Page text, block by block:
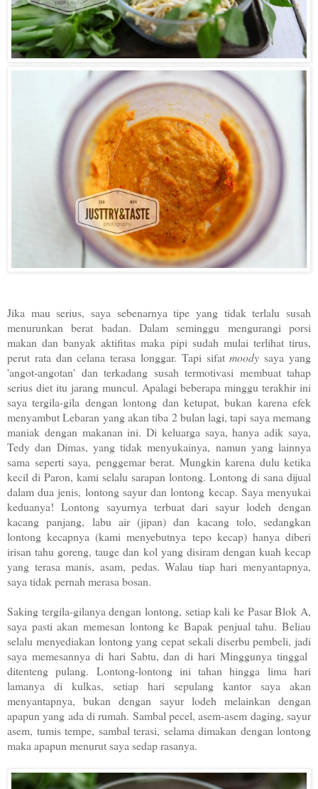
Jika mau serius, saya sebenarnya tipe yang tidak terlalu susah
menurunkan berat badan. Dalam seminggu mengurangi porsi
makan dan banyak aktifitas maka pipi sudah mulai terlihat tirus,
perut rata dan celana terasa longgar. Tapi sifatmoody saya yang
'angot-angotan' dan terkadang susah termotivasi membuat tahap
serius diet itu jarang muncul. Apalagi beberapa minggu terakhir ini
saya tergila-gila dengan lontong dan ketupat, bukan karena efek
menyambut Lebaran yang akan tiba 2 bulan lagi, tapi saya memang
maniak dengan makanan ini. Di keluarga saya, hanya adik saya,
Tedy dan Dimas, yang tidak menyukainya, namun yang lainnya
sama seperti saya, penggemar berat. Mungkin karena dulu ketika
kecil di Paron, kami selalu sarapan lontong. Lontong di sana dijual
dalam dua jenis, lontong sayur dan lontong kecap. Saya menyukai
keduanya! Lontong sayurnya terbuat dari sayur lodeh dengan
kacang panjang, labu air (jipan) dan kacang tolo, sedangkan
lontong kecapnya (kami menyebutnya tepo kecap) hanya diberi
irisan tahu goreng, tauge dan kol yang disiram dengan kuah kecap
yang terasa manis, asam, pedas. Walau tiap hari menyantapnya,
saya tidak pernah merasa bosan.
Saking tergila-gilanya dengan lontong, setiap kali ke Pasar Blok A,
saya pasti akan memesan lontong ke Bapak penjual tahu. Beliau
selalu menyediakan lontong yang cepat sekali diserbu pembeli, jadi
saya memesannya di hari Sabtu, dan di hari Minggunya tinggal
ditenteng pulang. Lontong-lontong ini tahan hingga lima hari
lamanya di kulkas, setiap hari sepulang kantor saya akan
menyantapnya, bukan dengan sayur lodeh melainkan dengan
apapun yang ada di rumah. Sambal pecel, asem-asem daging, sayur
asem, tumis tempe, sambal terasi, selama dimakan dengan lontong
maka apapun menurut saya sedap rasanya.